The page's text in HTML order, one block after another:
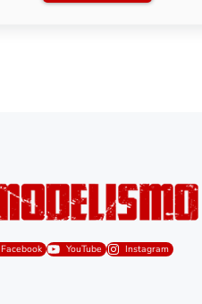
Facebook YouTube Instagram